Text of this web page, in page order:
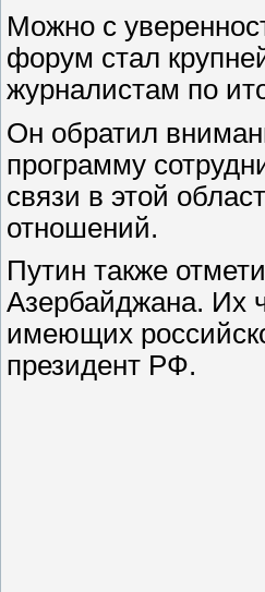
Можно с
форум стал
журналистам по
Он обратил
программу
связи в этой
отношений.
Путин также
Азербайджана. Их
имеющих
президент РФ.